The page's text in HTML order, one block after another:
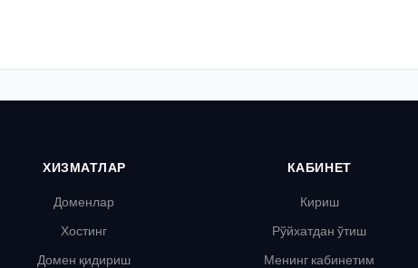
ХИЗМАТЛАР
Доменлар
Хостинг
Домен қидириш
КАБИНЕТ
Кириш
Рўйхатдан ўтиш
Менинг кабинетим